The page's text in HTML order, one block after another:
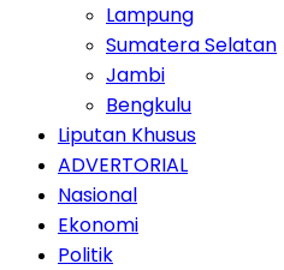
Lampung
Sumatera Selatan
Jambi
Bengkulu
Liputan Khusus
ADVERTORIAL
Nasional
Ekonomi
Politik